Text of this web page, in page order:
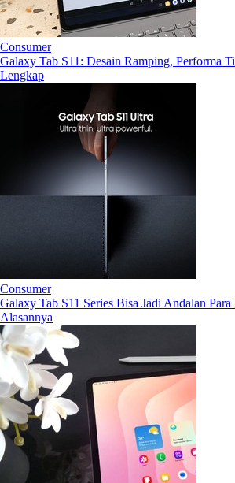
Consumer
Galaxy Tab S11: Desain Ramping, Performa
Lengkap
Consumer
Galaxy Tab S11 Series Bisa Jadi Andalan
Alasannya